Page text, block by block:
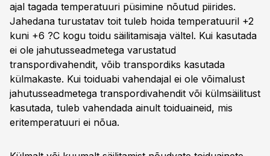
ajal tagada temperatuuri püsimine nõutud piirides.
Jahedana turustatav toit tuleb hoida temperatuuril +2
kuni +6 ?C kogu toidu säilitamisaja vältel. Kui kasutada
ei ole jahutusseadmetega varustatud
transpordivahendit, võib transpordiks kasutada
külmakaste. Kui toiduabi vahendajal ei ole võimalust
jahutusseadmetega transpordivahendit või külmsäilitust
kasutada, tuleb vahendada ainult toiduaineid, mis
eritemperatuuri ei nõua.